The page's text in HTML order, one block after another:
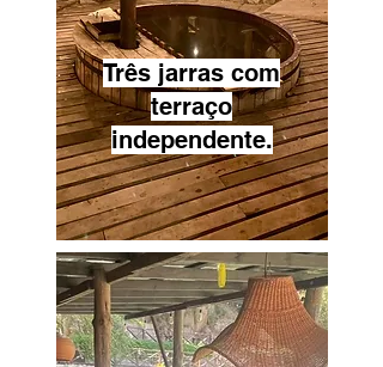
Três jarras com
terraço
independente.